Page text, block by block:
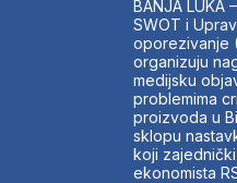
BANJA LUKA
SWOT i
oporezivanje
organizuju
medijsku
problemima
proizvoda u
sklopu
koji
ekonomista